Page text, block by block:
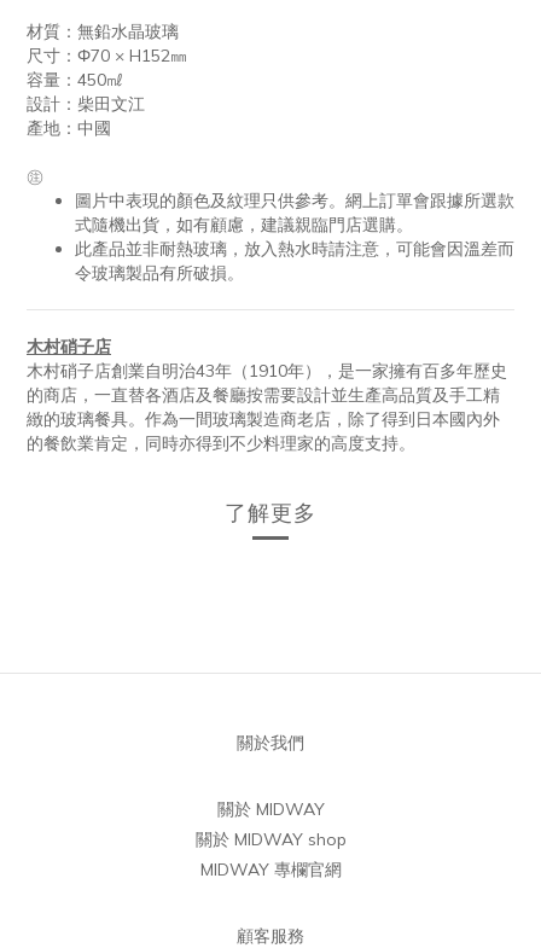
材質：無鉛水晶玻璃
尺寸： Φ70 × H152㎜
容量：450㎖
設計：柴田文江
產地：中國
㊟
圖片中表現的顏色及紋理只供參考。網上訂單會跟據所選款
式隨機出貨，如有顧慮，建議親臨門店選購。
此產品並非耐熱玻璃，放入熱水時請注意，可能會因溫差而
令玻璃製品有所破損。
木村硝子店
木村硝子店創業自明治43年（1910年），是一家擁有百多年歷史
的商店，一直替各酒店及餐廳按需要設計並生產高品質及手工精
緻的玻璃餐具。作為一間玻璃製造商老店，除了得到日本國內外
的餐飲業肯定，同時亦得到不少料理家的高度支持。
了解更多
關於我們
關於 MIDWAY
關於 MIDWAY shop
MIDWAY 專欄官網
顧客服務